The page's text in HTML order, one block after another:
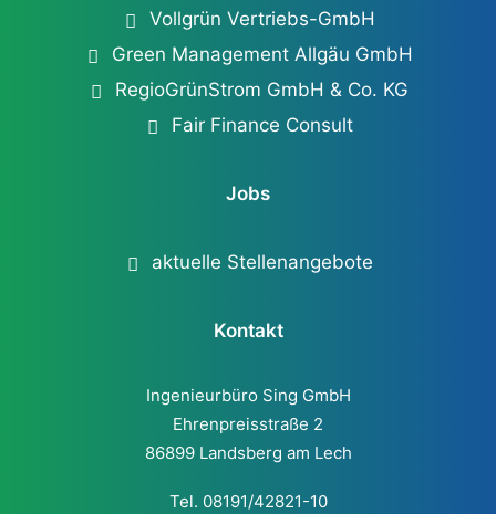
Vollgrün Vertriebs-GmbH
Green Management Allgäu GmbH
RegioGrünStrom GmbH & Co. KG
Fair Finance Consult
Jobs
aktuelle Stellenangebote
Kontakt
Ingenieurbüro Sing GmbH
Ehrenpreisstraße 2
86899 Landsberg am Lech
Tel. 08191/42821-10